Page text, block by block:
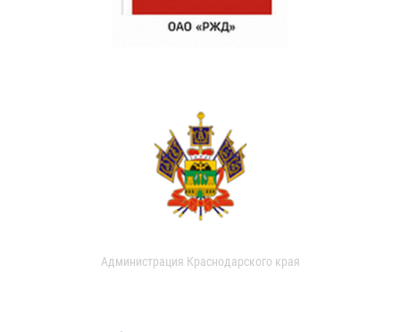
Администрация Краснодарского края